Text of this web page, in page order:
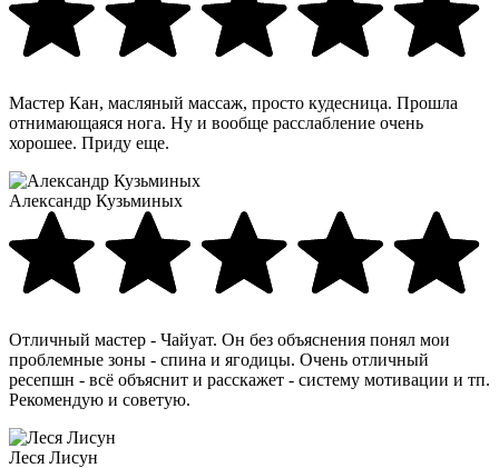
Мастер Кан, масляный массаж, просто кудесница. Прошла
отнимающаяся нога. Ну и вообще расслабление очень
хорошее. Приду еще.
Александр Кузьминых
Отличный мастер - Чайуат. Он без объяснения понял мои
проблемные зоны - спина и ягодицы. Очень отличный
ресепшн - всё объяснит и расскажет - систему мотивации и тп.
Рекомендую и советую.
Леся Лисун